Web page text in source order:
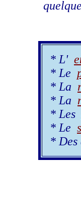
* L'
* Le
* La
* La
* Les
* Le
* Des